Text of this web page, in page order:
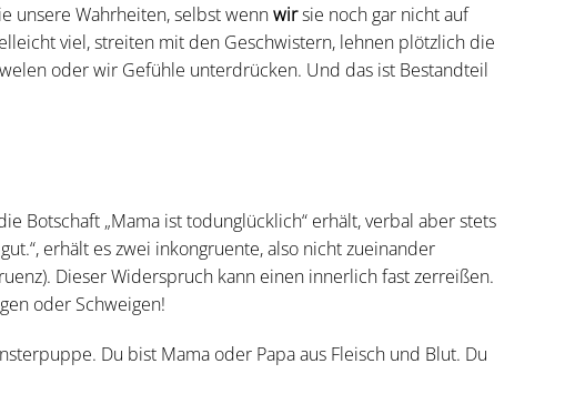
unsere Wahrheiten, selbst wennwirsie noch gar nicht auf
viel, streiten mit den Geschwistern, lehnen plötzlich die
oder wir Gefühle unterdrücken. Und das ist Bestandteil
Botschaft „Mama ist todunglücklich“ erhält, verbal aber stets
gut.“, erhält es zwei inkongruente, also nicht zueinander
Dieser Widerspruch kann einen innerlich fast zerreißen.
oder Schweigen!
Du bist Mama oder Papa aus Fleisch und Blut. Du